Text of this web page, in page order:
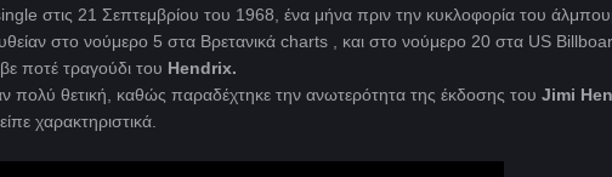
στις 21 Σεπτεμβρίου του 1968, ένα μήνα πριν την κυκλοφορία του
στο νούμερo 5 στα Βρετανικά charts , και στο νούμερο 20 στα US
ποτέ τραγούδι του Hendrix.
πολύ θετική, καθώς παραδέχτηκε την ανωτερότητα της έκδοσης του Jimi
χαρακτηριστικά.